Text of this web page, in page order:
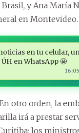
Brasil, y Ana María
en Montevideo.
en tu celular,
en WhatsApp 🤩
16:05
otro orden, la
irá a prestar
los